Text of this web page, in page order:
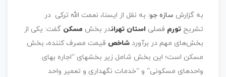
به گزارش سازه جو: به نقل از ایسنا، نعمت الله ترکی در
تشریح تورم فصلی استان تهراندر بخش مسکن گفت: یکی از
بخش‌های مهم در برآورد شاخص قیمت مصرف کننده، بخش
مسکن است؛ این بخش شامل زیر بخشهای “اجاره بهای
واحدهای مسکونی” و “خدمات نگهداری و تعمیر واحد